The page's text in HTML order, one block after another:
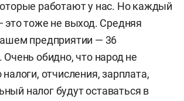
работают у нас. Но каждый
это тоже не выход. Средняя
предприятии — 36
Очень обидно, что народ не
отчисления, зарплата,
налог будут оставаться в